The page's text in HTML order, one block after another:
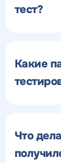
тест?
Какие
Что